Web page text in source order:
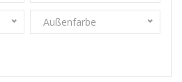
Außenfarbe